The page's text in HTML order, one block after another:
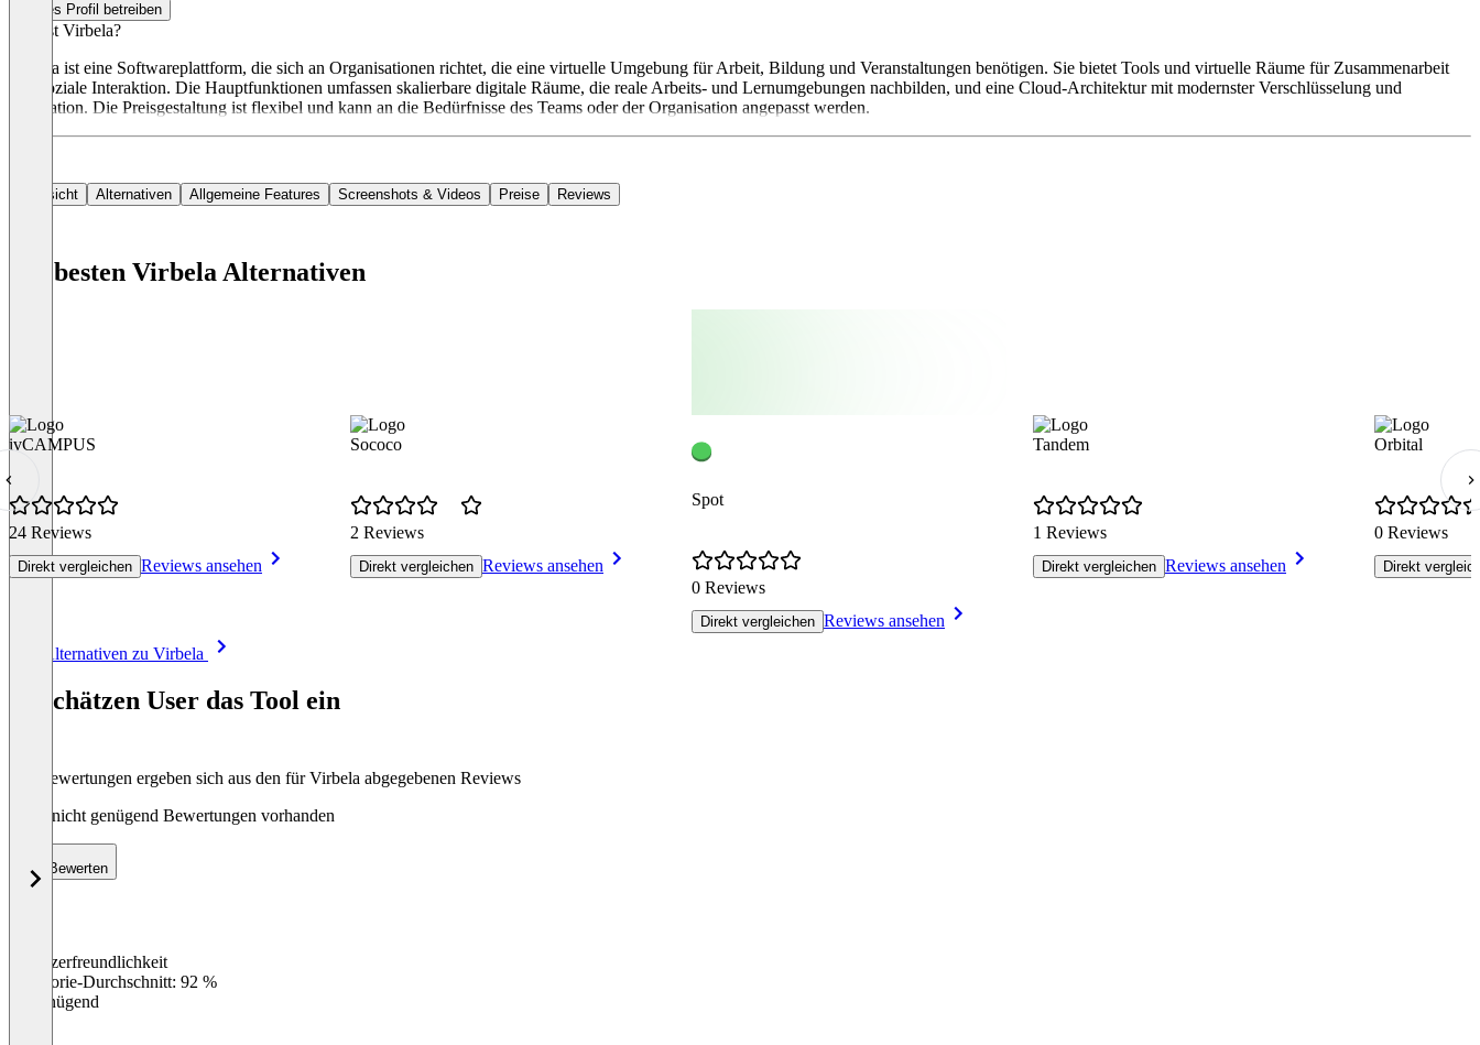
Dieses Profil betreiben
Was ist Virbela?
Virbela ist eine Softwareplattform, die sich an Organisationen richtet, die eine virtuelle Umgebung für Arbeit, Bildung und Veranstaltungen benötigen. Sie bietet Tools und virtuelle Räume für Zusammenarbeit
und soziale Interaktion. Die Hauptfunktionen umfassen skalierbare digitale Räume, die reale Arbeits- und Lernumgebungen nachbilden, und eine Cloud-Architektur mit modernster Verschlüsselung und
Integration. Die Preisgestaltung ist flexibel und kann an die Bedürfnisse des Teams oder der Organisation angepasst werden.
Übersicht Alternativen Allgemeine Features Screenshots & Videos Preise Reviews
Die besten Virbela Alternativen
ivCAMPUS
24 Reviews
Direkt vergleichen Reviews ansehen
Sococo
2 Reviews
Direkt vergleichen Reviews ansehen
Spot
0 Reviews
Direkt vergleichen Reviews ansehen
Tandem
1 Reviews
Direkt vergleichen Reviews ansehen
Orbital
0 Reviews
Direkt
Alle Alternativen zu Virbela
So schätzen User das Tool ein
Die Bewertungen ergeben sich aus den für Virbela abgegebenen Reviews
Noch nicht genügend Bewertungen vorhanden
Bewerten
Benutzerfreundlichkeit
Kategorie-Durchschnitt: 92 %
Ungenügend